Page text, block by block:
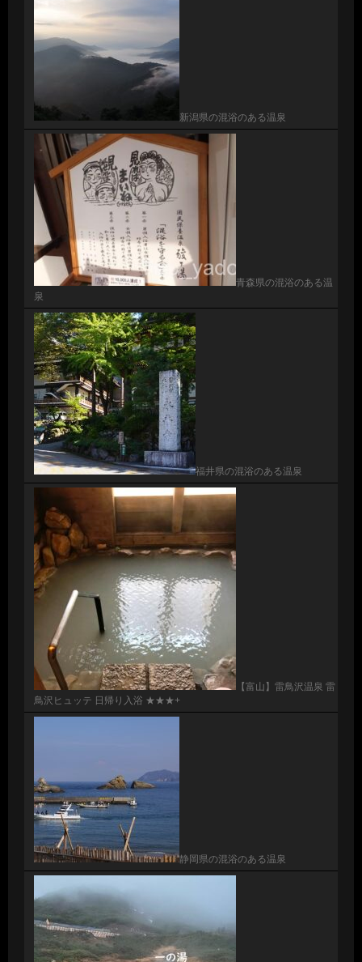
新潟県の混浴のある温泉
青森県の混浴のある温
泉
福井県の混浴のある温泉
【富山】雷鳥沢温泉 雷
鳥沢ヒュッテ 日帰り入浴 ★★★+
静岡県の混浴のある温泉